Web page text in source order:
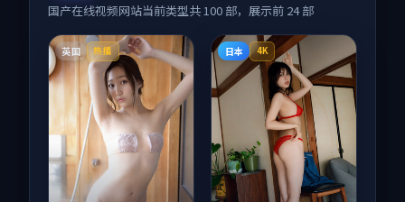
国产在线视频网站当前类型共 100 部，展示前 24部
英国 热播 日本 4K